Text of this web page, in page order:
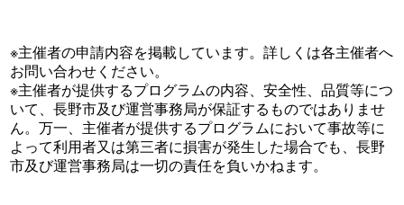
※主催者の申請内容を掲載しています。詳しくは各主催者へ
お問い合わせください。
※主催者が提供するプログラムの内容、安全性、品質等につ
いて、長野市及び運営事務局が保証するものではありませ
ん。万一、主催者が提供するプログラムにおいて事故等に
よって利用者又は第三者に損害が発生した場合でも、長野
市及び運営事務局は一切の責任を負いかねます。